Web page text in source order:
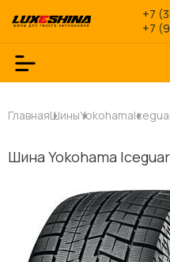
+7
+7
ГлавнаяШиныYokohama
Шина Yokohama